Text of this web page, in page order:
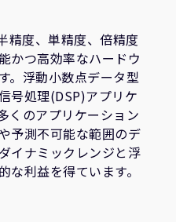
精度、単精度、倍精度
かつ高効率なハードウ
。浮動小数点データ型
号処理(DSP)アプリケ
くのアプリケーション
予測不可能な範囲のデ
イナミックレンジと浮
利益を得ています。